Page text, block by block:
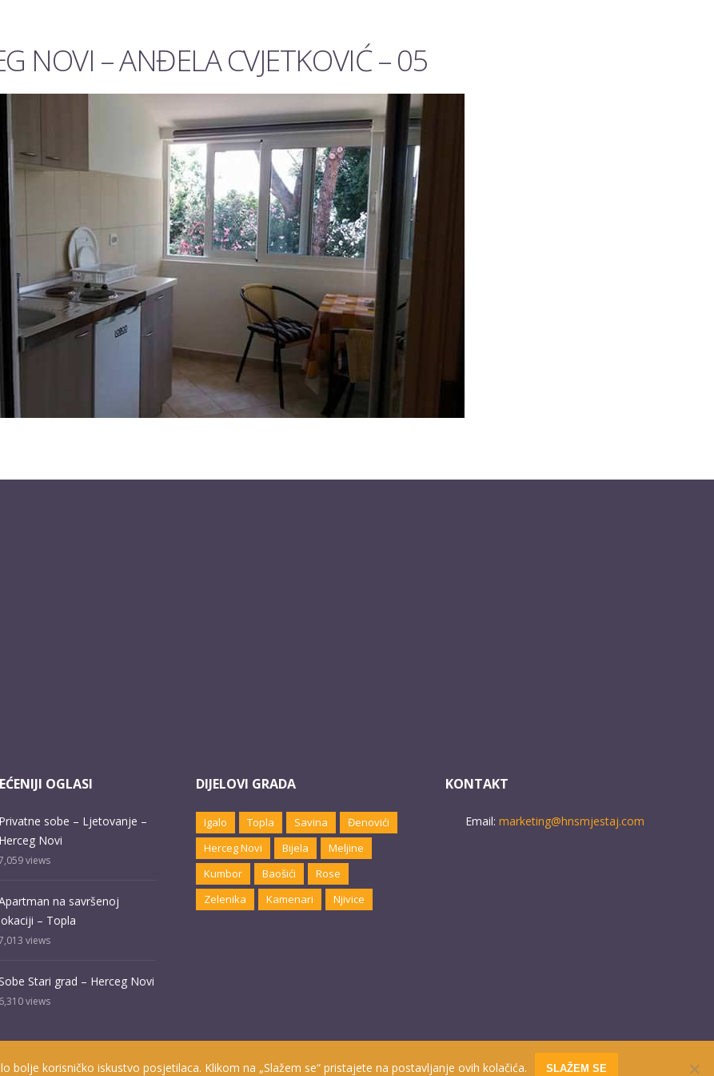
NOVI – ANĐELA CVJETKOVIĆ – 05
OGLASI
Privatne sobe – Ljetovanje –
Herceg Novi
views
na savršenoj
– Topla
views
Stari grad – Herceg Novi
6,310views
DIJELOVI GRADA
Igalo Topla Savina
Đenovići
Herceg Novi
Bijela
Meljine
Kumbor
Baošići
Rose
Zelenika
Kamenari Njivice
KONTAKT
Email: marketing@hnsmjestaj.com
bolje korisničko iskustvo posjetilaca. Klikom na „Slažem se“ pristajete na postavljanje ovih kolačića. SLAŽEM SE